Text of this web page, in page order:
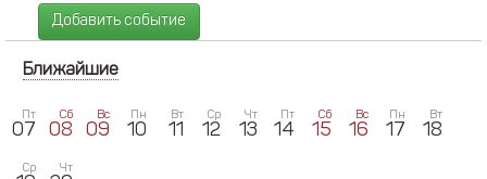
Добавить событие
Ближайшие
Пт
07
Сб
08
Вс
09
Пн
10
Вт
11
Ср
12
Чт
13
Пт
14
Сб
15
Вс
16
Пн
17
Вт
18
Ср Чт